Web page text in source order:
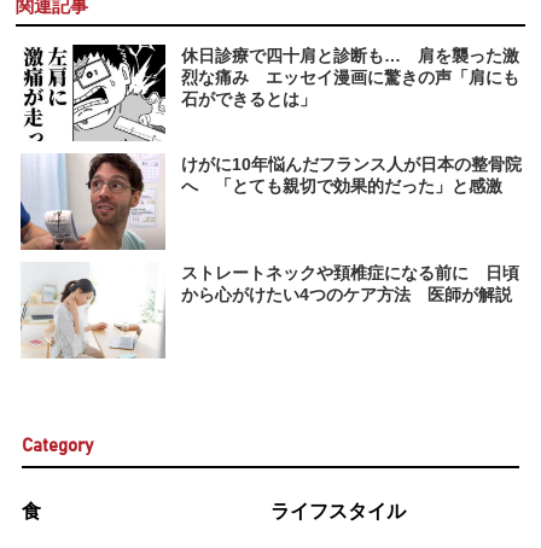
関連記事
休日診療で四十肩と診断も… 肩を襲った激
烈な痛み エッセイ漫画に驚きの声「肩にも
石ができるとは」
けがに10年悩んだフランス人が日本の整骨院
へ 「とても親切で効果的だった」と感激
ストレートネックや頚椎症になる前に 日頃
から心がけたい4つのケア方法 医師が解説
Category
食 ライフスタイル